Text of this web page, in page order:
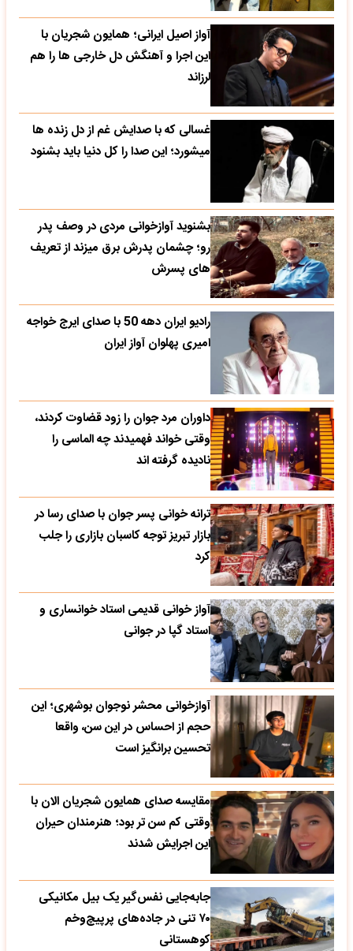
آواز اصیل ایرانی؛ همایون شجریان با
این اجرا و آهنگش دل خارجی ها را هم
لرزاند
غسالی که با صدایش غم از دل زنده ها
میشورد؛ این صدا را کل دنیا باید بشنود
بشنوید آوازخوانی مردی در وصف پدر
رو؛ چشمان پدرش برق میزند از تعریف
های پسرش
رادیو ایران دهه 50 با صدای ایرج خواجه
امیری پهلوان آواز ایران
داوران مرد جوان را زود قضاوت کردند،
وقتی خواند فهمیدند چه الماسی را
نادیده گرفته اند
ترانه خوانی پسر جوان با صدای رسا در
بازار تبریز توجه کاسبان بازاری را جلب
کرد
آواز خوانی قدیمی استاد خوانساری و
استاد گپا در جوانی
آوازخوانی محشر نوجوان بوشهری؛ این
حجم از احساس در این سن، واقعا
تحسین‌ برانگیز است
مقایسه صدای همایون شجریان الان با
وقتی کم سن تر بود؛ هنرمندان حیران
این اجرایش شدند
جابه‌جایی نفس‌گیر یک بیل مکانیکی
۷۰ تنی در جاده‌های پرپیچ‌وخم
کوهستانی